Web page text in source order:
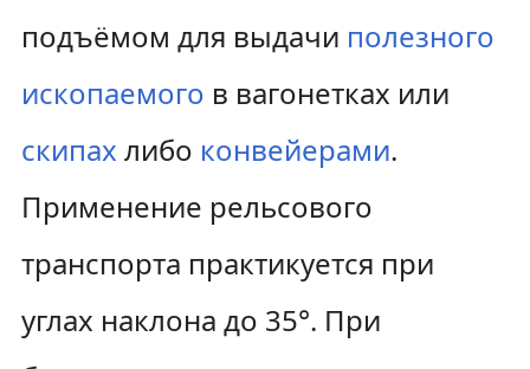
а
ц
и
и
уподъёмом для выдачи полезного
ископаемого в вагонетках или
скипах либо конвейерами.
Применение рельсового
транспорта практикуется при
углах наклона до 35°. При